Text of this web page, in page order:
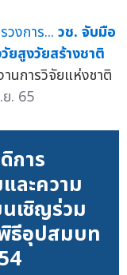
วช. จับมือ
สูงวัยสร้างชาติ
นการวิจัยแห่งชาติ
ย. 65
การ
ละความ
เชิญร่วม
ธีอุปสมบท